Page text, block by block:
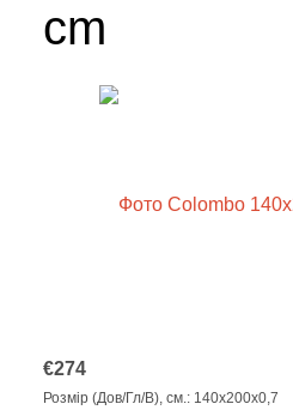
cm
€274
Розмір (Дов/Гл/В), см.: 140x200x0,7